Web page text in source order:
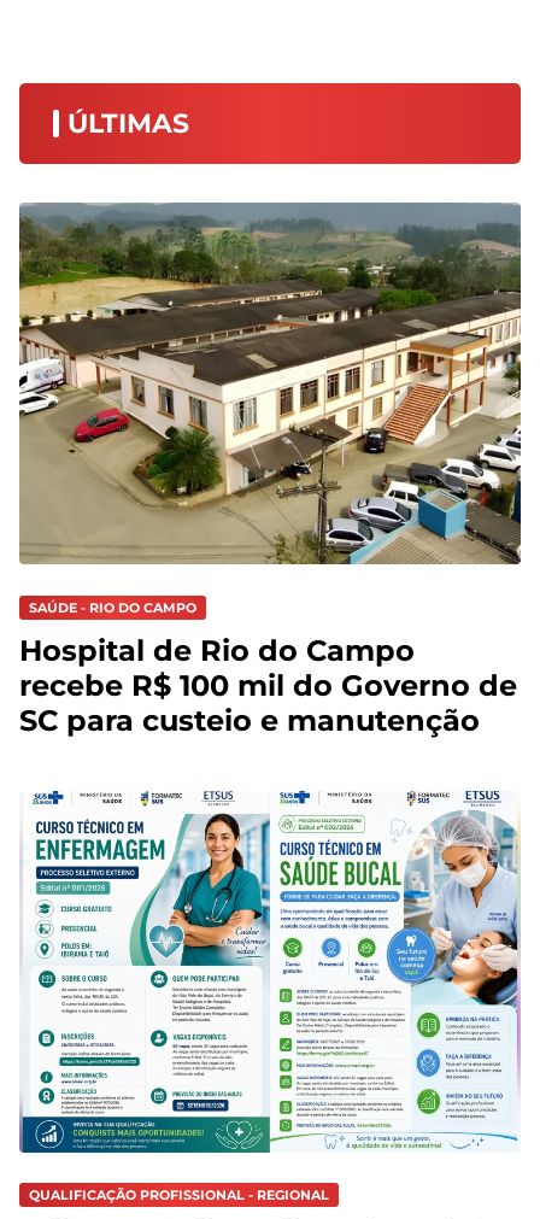
ÚLTIMAS
SAÚDE - RIO DO CAMPO
Hospital de Rio do Campo
recebe R$ 100 mil do Governo de
SC para custeio e manutenção
QUALIFICAÇÃO PROFISSIONAL - REGIONAL